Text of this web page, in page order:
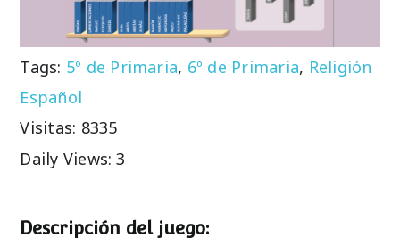
Tags: 5º de Primaria, 6º de Primaria, Religión
Español
Visitas: 8335
Daily Views: 3
Descripción del juego: